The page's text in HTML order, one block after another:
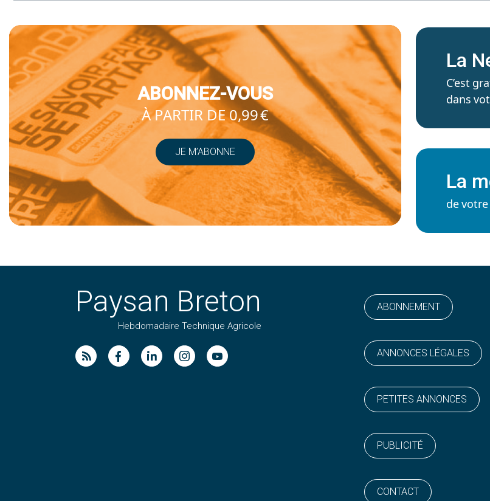
ABONNEZ-VOUS
À PARTIR DE 0,99 €
JE M’ABONNE
La
C’est
dans
La
de
Paysan Breton
Hebdomadaire Technique Agricole
ABONNEMENT
ANNONCES LÉGALES
PETITES ANNONCES
PUBLICITÉ
CONTACT